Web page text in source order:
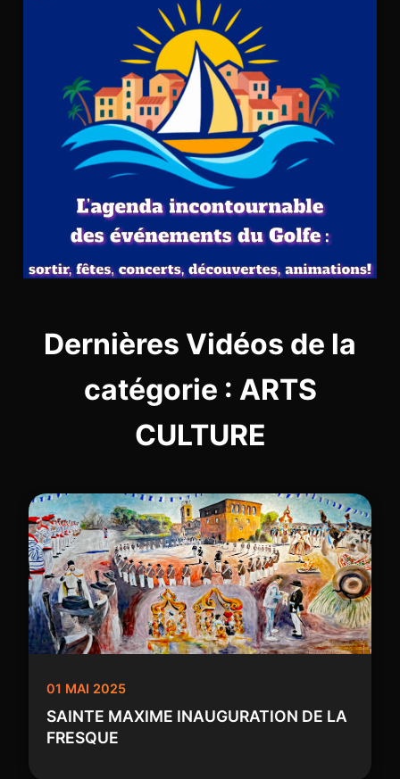
Dernières Vidéos de la
catégorie : ARTS
CULTURE
01 MAI 2025
SAINTE MAXIME INAUGURATION DE LA
FRESQUE